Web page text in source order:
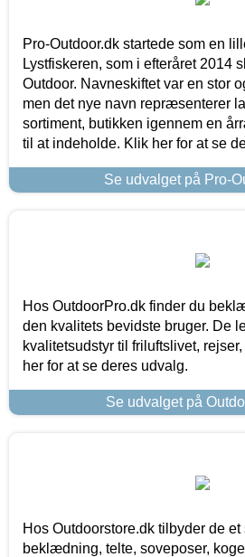
Pro-Outdoor.dk startede som en
Lystfiskeren, som i efteråret 2014
Outdoor. Navneskiftet var en stor
men det nye navn repræsenterer
sortiment, butikken igennem en
til at indeholde. Klik her for at se
Se udvalget på Pro-
Hos OutdoorPro.dk finder du
den kvalitets bevidste bruger. De
kvalitetsudstyr til friluftslivet,
her for at se deres udvalg.
Se udvalget på
Hos Outdoorstore.dk tilbyder de
beklædning, telte, soveposer,